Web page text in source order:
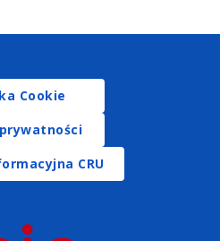
Cookie
CRU